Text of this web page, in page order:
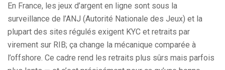
En France, les jeux d’argent en ligne sont sous la
surveillance de l’ANJ (Autorité Nationale des Jeux) et la
plupart des sites régulés exigent KYC et retraits par
virement sur RIB; ça change la mécanique comparée à
l’offshore. Ce cadre rend les retraits plus sûrs mais parfois